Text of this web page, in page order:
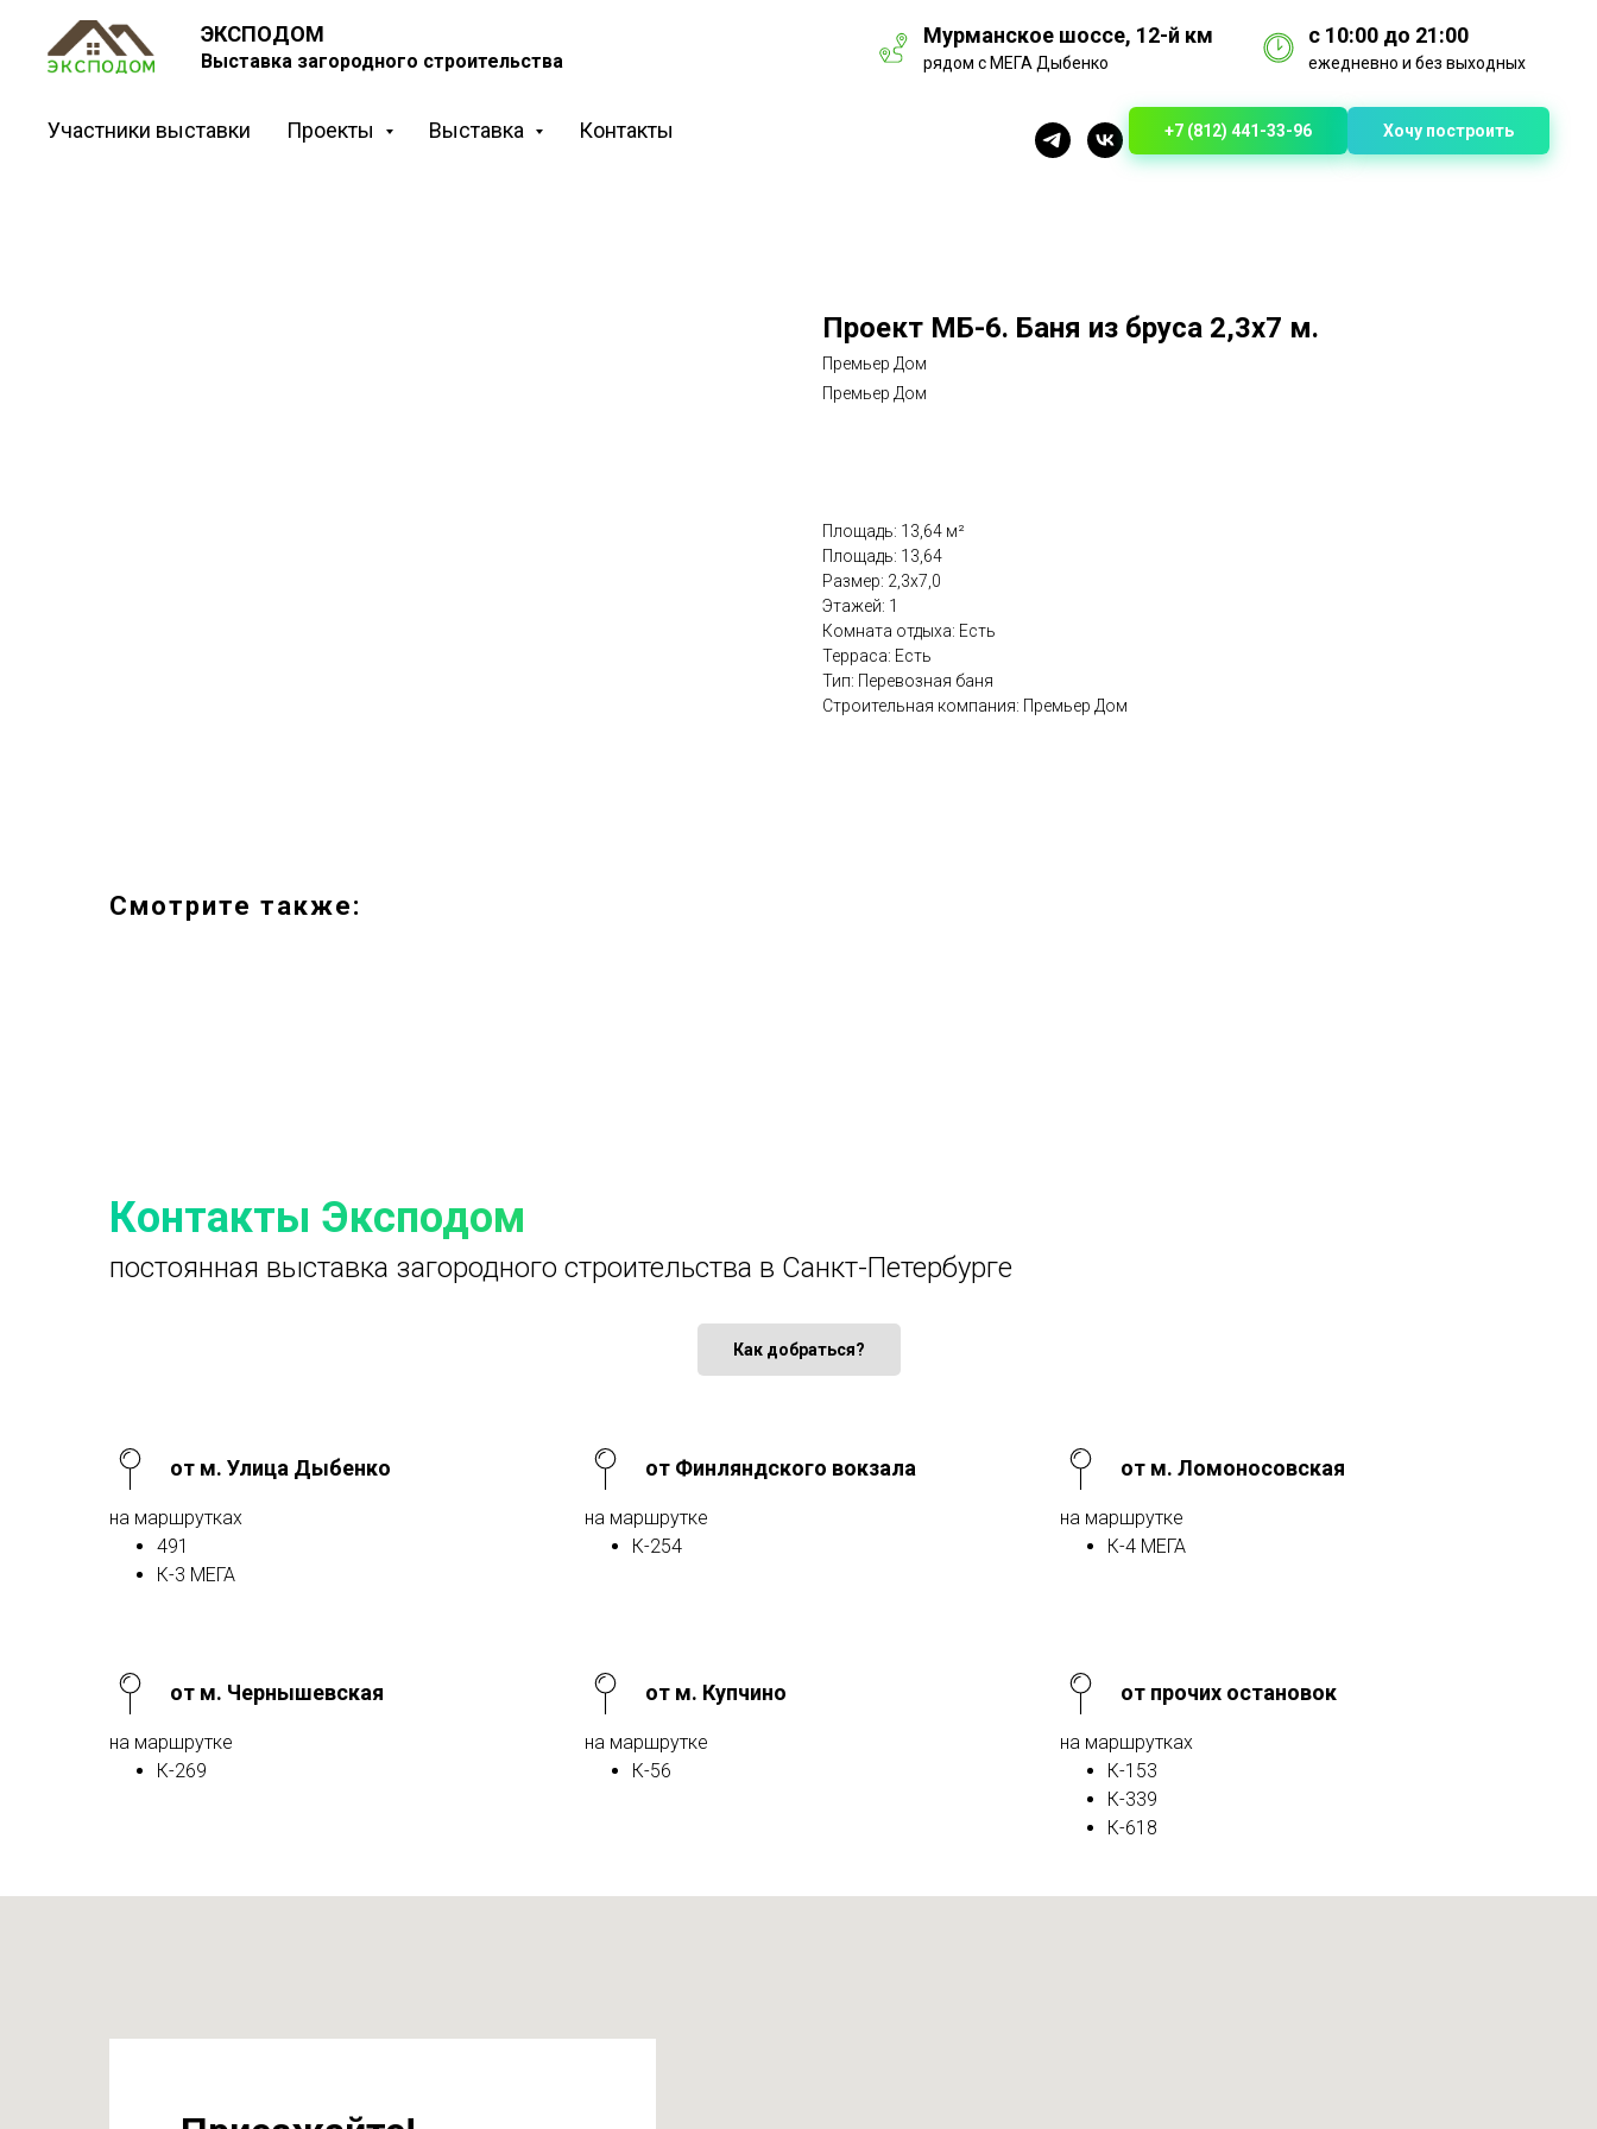
ЭКСПОДОМ
Выставка загородного строительства
Мурманское шоссе, 12-й км
рядом с МЕГА Дыбенко
с 10:00 до 21:00
ежедневно и без выходных
Участники выставки Проекты Выставка Контакты +7 (812) 441-33-96 Хочу построить
Проект МБ-6. Баня из бруса 2,3х7 м.
Премьер Дом
Премьер Дом
Площадь: 13,64 м²
Площадь: 13,64
Размер: 2,3х7,0
Этажей: 1
Комната отдыха: Есть
Терраса: Есть
Тип: Перевозная баня
Строительная компания: Премьер Дом
Смотрите также:
Контакты Эксподом
постоянная выставка загородного строительства в Санкт-Петербурге
Как добраться?
от м. Улица Дыбенко
на маршрутках
491
К-3 МЕГА
от Финляндского вокзала
на маршрутке
К-254
от м. Ломоносовская
на маршрутке
К-4 МЕГА
от м. Чернышевская
на маршрутке
К-269
от м. Купчино
на маршрутке
К-56
от прочих остановок
на маршрутках
К-153
К-339
К-618